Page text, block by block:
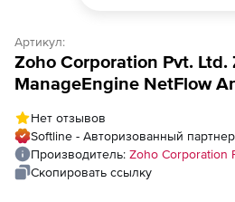
Артикул:
Zoho Corporation Pvt. Ltd.
ManageEngine NetFlow
Annual), fee for Unlimited
Unlimited IP Addresses in
Нет отзывов
Softline - Авторизованный
Производитель: Zoho Corporation
Скопировать ссылку